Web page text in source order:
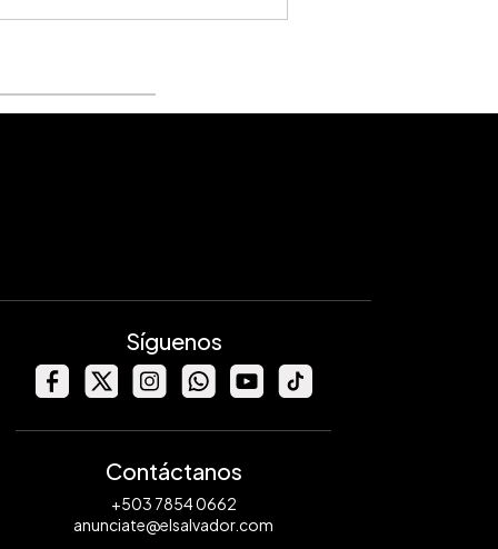
El servicio deconversor de
Síguenos
Contáctanos
+503 7854 0662
anunciate@elsalvador.com